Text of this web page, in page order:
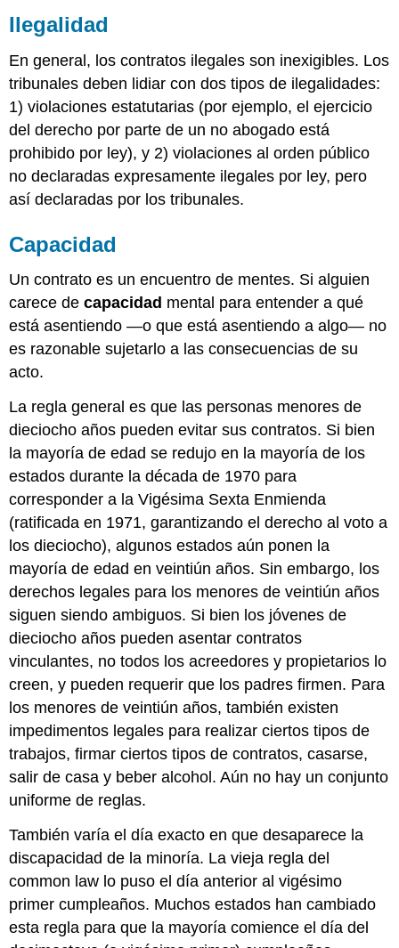
Ilegalidad
En general, los contratos ilegales son inexigibles. Los
tribunales deben lidiar con dos tipos de ilegalidades:
1) violaciones estatutarias (por ejemplo, el ejercicio
del derecho por parte de un no abogado está
prohibido por ley), y 2) violaciones al orden público
no declaradas expresamente ilegales por ley, pero
así declaradas por los tribunales.
Capacidad
Un contrato es un encuentro de mentes. Si alguien
carece decapacidad mental para entender a qué
está asentiendo —o que está asentiendo a algo— no
es razonable sujetarlo a las consecuencias de su
acto.
La regla general es que las personas menores de
dieciocho años pueden evitar sus contratos. Si bien
la mayoría de edad se redujo en la mayoría de los
estados durante la década de 1970 para
corresponder a la Vigésima Sexta Enmienda
(ratificada en 1971, garantizando el derecho al voto a
los dieciocho), algunos estados aún ponen la
mayoría de edad en veintiún años. Sin embargo, los
derechos legales para los menores de veintiún años
siguen siendo ambiguos. Si bien los jóvenes de
dieciocho años pueden asentar contratos
vinculantes, no todos los acreedores y propietarios lo
creen, y pueden requerir que los padres firmen. Para
los menores de veintiún años, también existen
impedimentos legales para realizar ciertos tipos de
trabajos, firmar ciertos tipos de contratos, casarse,
salir de casa y beber alcohol. Aún no hay un conjunto
uniforme de reglas.
También varía el día exacto en que desaparece la
discapacidad de la minoría. La vieja regla del
common law lo puso el día anterior al vigésimo
primer cumpleaños. Muchos estados han cambiado
esta regla para que la mayoría comience el día del